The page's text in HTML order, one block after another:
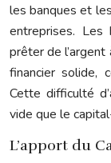
les banques et
entreprises. Les
prêter de
financier solide,
Cette difficulté
vide que le
L’apport du